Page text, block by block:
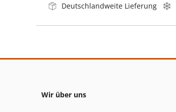
Deutschlandweite Lieferung
Wir über uns